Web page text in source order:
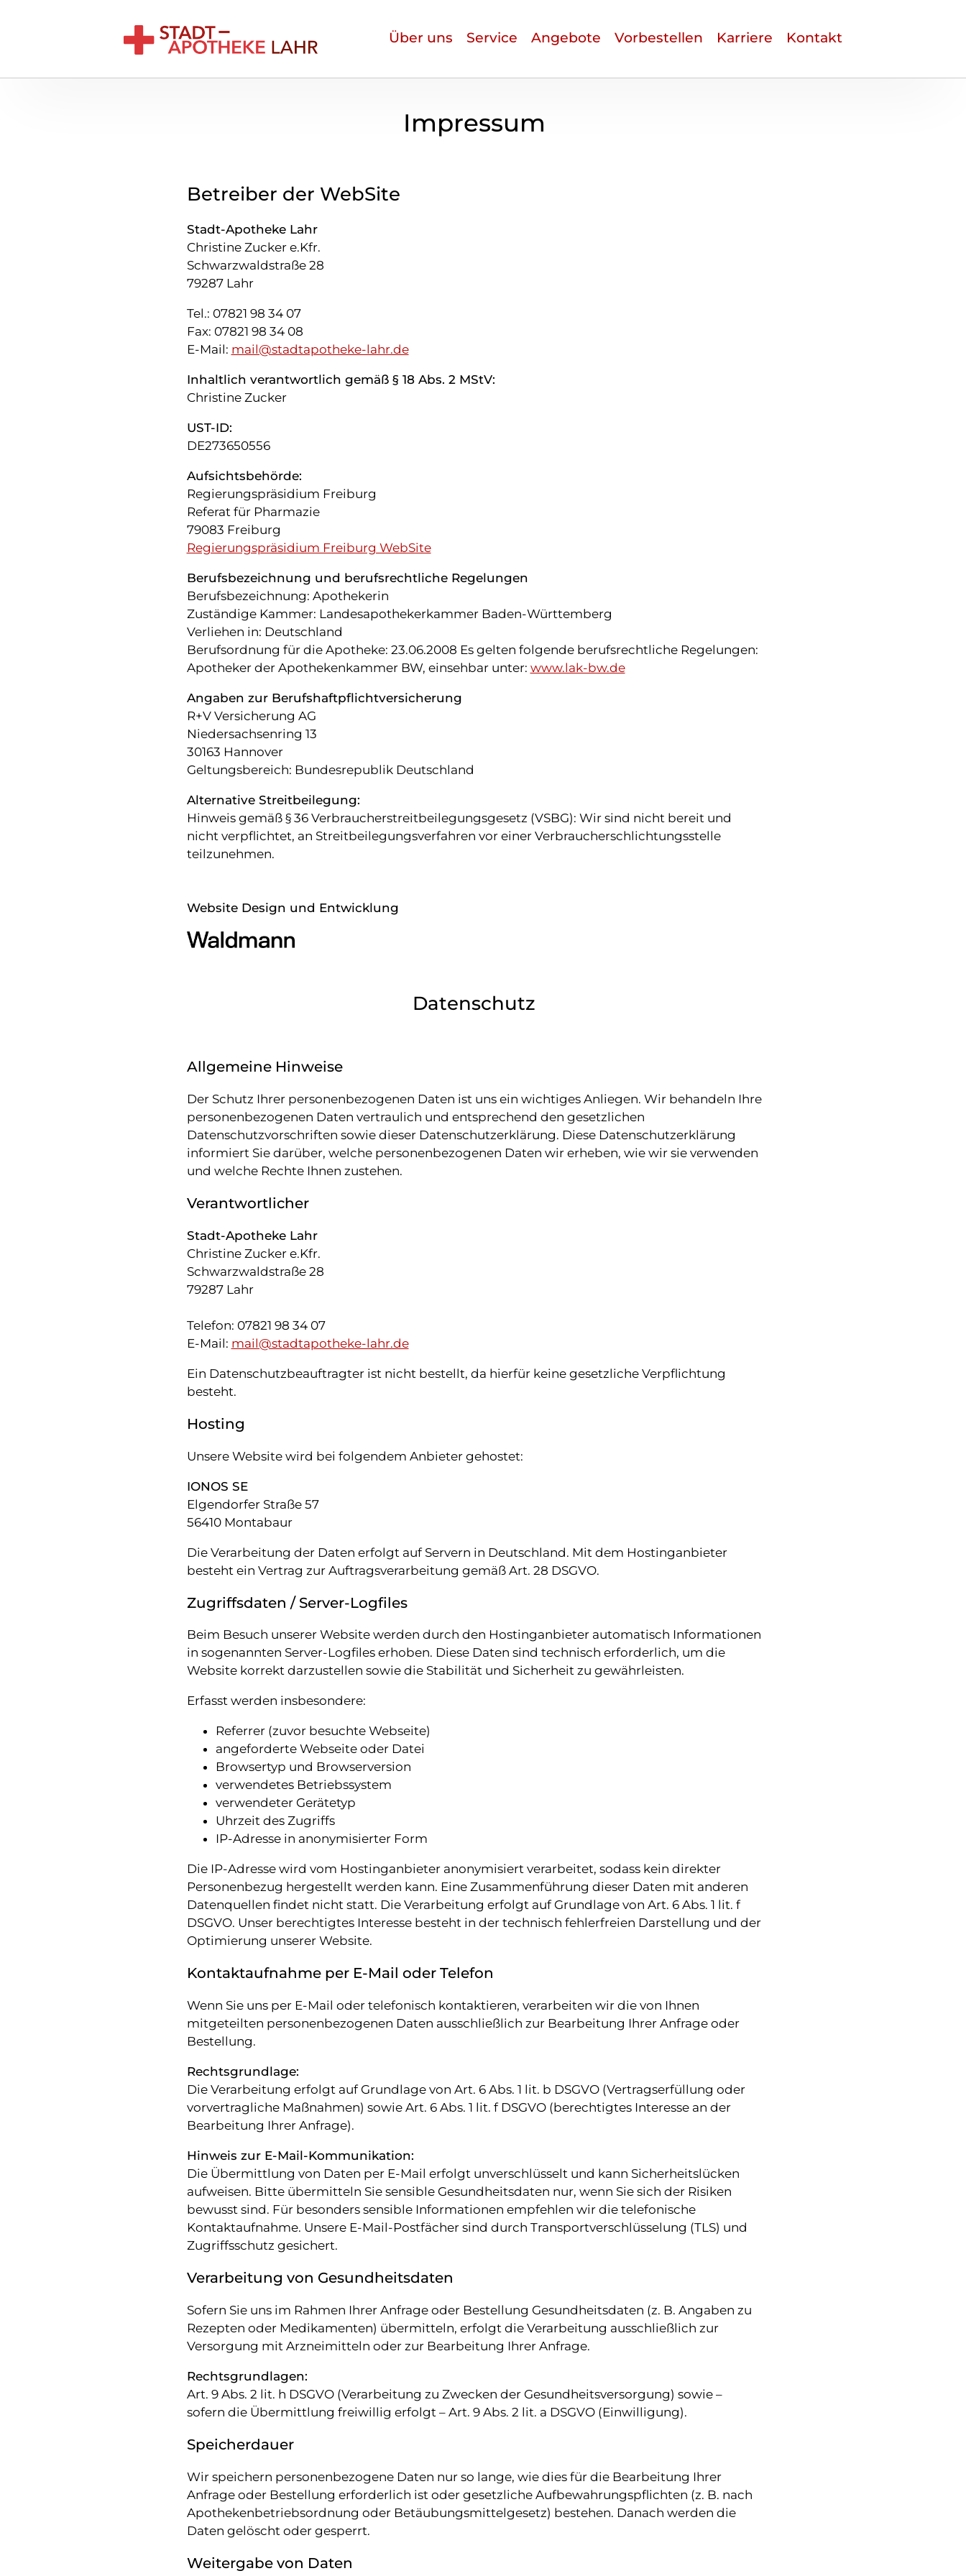
Über uns Service Angebote Vorbestellen Karriere Kontakt
Impressum
Betreiber der WebSite
Stadt-Apotheke Lahr
Christine Zucker e.Kfr.
Schwarzwaldstraße 28
79287 Lahr
Tel.: 07821 98 34 07
Fax: 07821 98 34 08
E-Mail: mail@stadtapotheke-lahr.de
Inhaltlich verantwortlich gemäß § 18 Abs. 2 MStV:
Christine Zucker
UST-ID:
DE273650556
Aufsichtsbehörde:
Regierungspräsidium Freiburg
Referat für Pharmazie
79083 Freiburg
Regierungspräsidium Freiburg WebSite
Berufsbezeichnung und berufsrechtliche Regelungen
Berufsbezeichnung: Apothekerin
Zuständige Kammer: Landesapothekerkammer Baden-Württemberg
Verliehen in: Deutschland
Berufsordnung für die Apotheke: 23.06.2008 Es gelten folgende berufsrechtliche Regelungen:
Apotheker der Apothekenkammer BW, einsehbar unter: www.lak-bw.de
Angaben zur Berufshaftpflichtversicherung
R+V Versicherung AG
Niedersachsenring 13
30163 Hannover
Geltungsbereich: Bundesrepublik Deutschland
Alternative Streitbeilegung:
Hinweis gemäß § 36 Verbraucherstreitbeilegungsgesetz (VSBG): Wir sind nicht bereit und
nicht verpflichtet, an Streitbeilegungsverfahren vor einer Verbraucherschlichtungsstelle
teilzunehmen.
Website Design und Entwicklung
Datenschutz
Allgemeine Hinweise
Der Schutz Ihrer personenbezogenen Daten ist uns ein wichtiges Anliegen. Wir behandeln Ihre
personenbezogenen Daten vertraulich und entsprechend den gesetzlichen
Datenschutzvorschriften sowie dieser Datenschutzerklärung. Diese Datenschutzerklärung
informiert Sie darüber, welche personenbezogenen Daten wir erheben, wie wir sie verwenden
und welche Rechte Ihnen zustehen.
Verantwortlicher
Stadt-Apotheke Lahr
Christine Zucker e.Kfr.
Schwarzwaldstraße 28
79287 Lahr
Telefon: 07821 98 34 07
E-Mail: mail@stadtapotheke-lahr.de
Ein Datenschutzbeauftragter ist nicht bestellt, da hierfür keine gesetzliche Verpflichtung
besteht.
Hosting
Unsere Website wird bei folgendem Anbieter gehostet:
IONOS SE
Elgendorfer Straße 57
56410 Montabaur
Die Verarbeitung der Daten erfolgt auf Servern in Deutschland. Mit dem Hostinganbieter
besteht ein Vertrag zur Auftragsverarbeitung gemäß Art. 28 DSGVO.
Zugriffsdaten / Server-Logfiles
Beim Besuch unserer Website werden durch den Hostinganbieter automatisch Informationen
in sogenannten Server-Logfiles erhoben. Diese Daten sind technisch erforderlich, um die
Website korrekt darzustellen sowie die Stabilität und Sicherheit zu gewährleisten.
Erfasst werden insbesondere:
Referrer (zuvor besuchte Webseite)
angeforderte Webseite oder Datei
Browsertyp und Browserversion
verwendetes Betriebssystem
verwendeter Gerätetyp
Uhrzeit des Zugriffs
IP-Adresse in anonymisierter Form
Die IP-Adresse wird vom Hostinganbieter anonymisiert verarbeitet, sodass kein direkter
Personenbezug hergestellt werden kann. Eine Zusammenführung dieser Daten mit anderen
Datenquellen findet nicht statt. Die Verarbeitung erfolgt auf Grundlage von Art. 6 Abs. 1 lit. f
DSGVO. Unser berechtigtes Interesse besteht in der technisch fehlerfreien Darstellung und der
Optimierung unserer Website.
Kontaktaufnahme per E-Mail oder Telefon
Wenn Sie uns per E-Mail oder telefonisch kontaktieren, verarbeiten wir die von Ihnen
mitgeteilten personenbezogenen Daten ausschließlich zur Bearbeitung Ihrer Anfrage oder
Bestellung.
Rechtsgrundlage:
Die Verarbeitung erfolgt auf Grundlage von Art. 6 Abs. 1 lit. b DSGVO (Vertragserfüllung oder
vorvertragliche Maßnahmen) sowie Art. 6 Abs. 1 lit. f DSGVO (berechtigtes Interesse an der
Bearbeitung Ihrer Anfrage).
Hinweis zur E-Mail-Kommunikation:
Die Übermittlung von Daten per E-Mail erfolgt unverschlüsselt und kann Sicherheitslücken
aufweisen. Bitte übermitteln Sie sensible Gesundheitsdaten nur, wenn Sie sich der Risiken
bewusst sind. Für besonders sensible Informationen empfehlen wir die telefonische
Kontaktaufnahme. Unsere E-Mail-Postfächer sind durch Transportverschlüsselung (TLS) und
Zugriffsschutz gesichert.
Verarbeitung von Gesundheitsdaten
Sofern Sie uns im Rahmen Ihrer Anfrage oder Bestellung Gesundheitsdaten (z. B. Angaben zu
Rezepten oder Medikamenten) übermitteln, erfolgt die Verarbeitung ausschließlich zur
Versorgung mit Arzneimitteln oder zur Bearbeitung Ihrer Anfrage.
Rechtsgrundlagen:
Art. 9 Abs. 2 lit. h DSGVO (Verarbeitung zu Zwecken der Gesundheitsversorgung) sowie –
sofern die Übermittlung freiwillig erfolgt – Art. 9 Abs. 2 lit. a DSGVO (Einwilligung).
Speicherdauer
Wir speichern personenbezogene Daten nur so lange, wie dies für die Bearbeitung Ihrer
Anfrage oder Bestellung erforderlich ist oder gesetzliche Aufbewahrungspflichten (z. B. nach
Apothekenbetriebsordnung oder Betäubungsmittelgesetz) bestehen. Danach werden die
Daten gelöscht oder gesperrt.
Weitergabe von Daten